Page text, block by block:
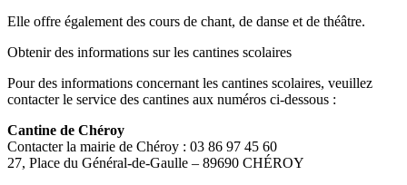
Elle offre également des cours de chant, de danse et de théâtre.
Obtenir des informations sur les cantines scolaires
Pour des informations concernant les cantines scolaires, veuillez
contacter le service des cantines aux numéros ci-dessous :
Cantine de Chéroy
Contacter la mairie de Chéroy : 03 86 97 45 60
27, Place du Général-de-Gaulle – 89690 CHÉROY